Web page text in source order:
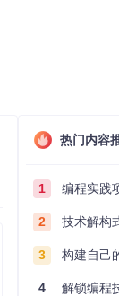
热门内容
1 编程实践项目
2 技术解构式学
3 构建自己的技术
4 解锁编程技能